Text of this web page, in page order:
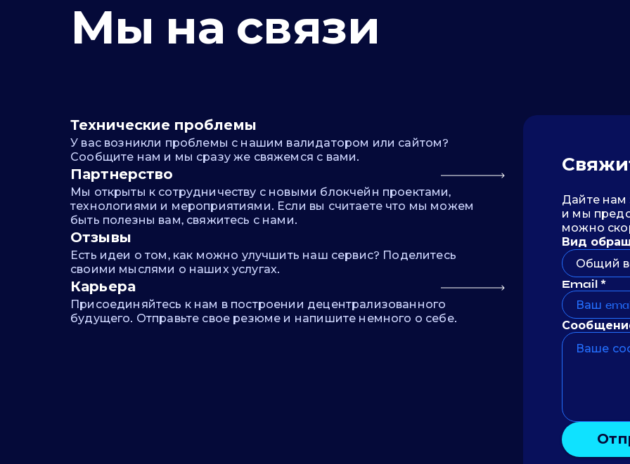
Мы на связи
Технические проблемы
У вас возникли проблемы с нашим валидатором или сайтом?
Сообщите нам и мы сразу же свяжемся с вами.
Партнерство
Мы открыты к сотрудничеству с новыми блокчейн проектами,
технологиями и мероприятиями. Если вы считаете что мы можем
быть полезны вам, свяжитесь с нами.
Отзывы
Есть идеи о том, как можно улучшить наш сервис? Поделитесь
своими мыслями о наших услугах.
Карьера
Присоединяйтесь к нам в построении децентрализованного
будущего. Отправьте свое резюме и напишите немного о себе.
Дайте нам
и мы
можно
Вид
Общий
Email *